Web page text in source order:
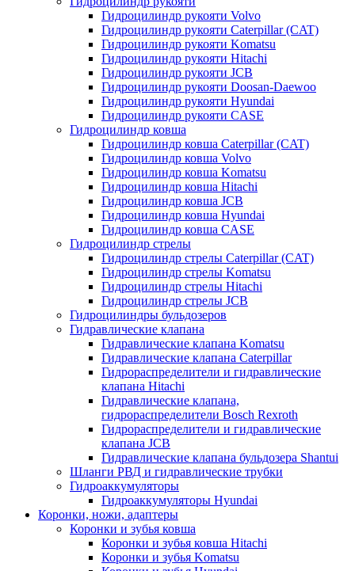
Гидроцилиндр рукояти Volvo
Гидроцилиндр рукояти Caterpillar (CAT)
Гидроцилиндр рукояти Komatsu
Гидроцилиндр рукояти Hitachi
Гидроцилиндр рукояти JCB
Гидроцилиндр рукояти Doosan-Daewoo
Гидроцилиндр рукояти Hyundai
Гидроцилиндр рукояти CASE
Гидроцилиндр ковша
Гидроцилиндр ковша Caterpillar (CAT)
Гидроцилиндр ковша Volvo
Гидроцилиндр ковша Komatsu
Гидроцилиндр ковша Hitachi
Гидроцилиндр ковша JCB
Гидроцилиндр ковша Hyundai
Гидроцилиндр ковша CASE
Гидроцилиндр стрелы
Гидроцилиндр стрелы Caterpillar (CAT)
Гидроцилиндр стрелы Komatsu
Гидроцилиндр стрелы Hitachi
Гидроцилиндр стрелы JCB
Гидроцилиндры бульдозеров
Гидравлические клапана
Гидравлические клапана Komatsu
Гидравлические клапана Caterpillar
Гидрораспределители и гидравлические
клапана Hitachi
Гидравлические клапана,
гидрораспределители Bosch Rexroth
Гидрораспределители и гидравлические
клапана JCB
Гидравлические клапана бульдозера Shantui
Шланги РВД и гидравлические трубки
Гидроаккумуляторы
Гидроаккумуляторы Hyundai
Коронки, ножи, адаптеры
Коронки и зубья ковша
Коронки и зубья ковша Hitachi
Коронки и зубья Komatsu